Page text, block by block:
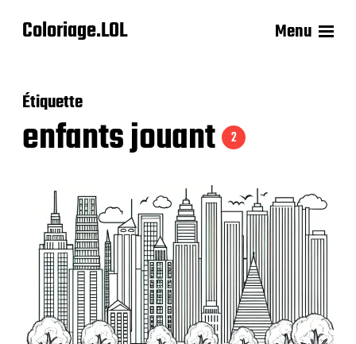
Coloriage.LOL Menu
Étiquette
enfants jouant 2